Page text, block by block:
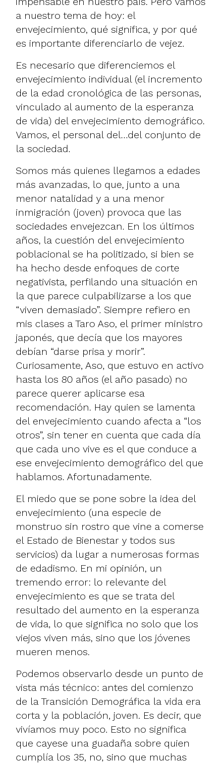
a nuestro tema de hoy: el
envejecimiento, qué significa, y por qué
es importante diferenciarlo de vejez.
Es necesario que diferenciemos el
envejecimiento individual (el incremento
de la edad cronológica de las personas,
vinculado al aumento de la esperanza
de vida) del envejecimiento demográfico.
Vamos, el personal del…del conjunto de
la sociedad.
Somos más quienes llegamos a edades
más avanzadas, lo que, junto a una
menor natalidad y a una menor
inmigración (joven) provoca que las
sociedades envejezcan. En los últimos
años, la cuestión del envejecimiento
poblacional se ha politizado, si bien se
ha hecho desde enfoques de corte
negativista, perfilando una situación en
la que parece culpabilizarse a los que
“viven demasiado”. Siempre refiero en
mis clases a Taro Aso, el primer ministro
japonés, que decía que los mayores
debían “darse prisa y morir”.
Curiosamente, Aso, que estuvo en activo
hasta los 80 años (el año pasado) no
parece querer aplicarse esa
recomendación. Hay quien se lamenta
del envejecimiento cuando afecta a “los
otros”, sin tener en cuenta que cada día
que cada uno vive es el que conduce a
ese envejecimiento demográfico del que
hablamos. Afortunadamente.
El miedo que se pone sobre la idea del
envejecimiento (una especie de
monstruo sin rostro que vine a comerse
el Estado de Bienestar y todos sus
servicios) da lugar a numerosas formas
de edadismo. En mi opinión, un
tremendo error: lo relevante del
envejecimiento es que se trata del
resultado del aumento en la esperanza
de vida, lo que significa no solo que los
viejos viven más, sino que los jóvenes
mueren menos.
Podemos observarlo desde un punto de
vista más técnico: antes del comienzo
de la Transición Demográfica la vida era
corta y la población, joven. Es decir, que
vivíamos muy poco. Esto no significa
que cayese una guadaña sobre quien
cumplía los 35, no, sino que muchas